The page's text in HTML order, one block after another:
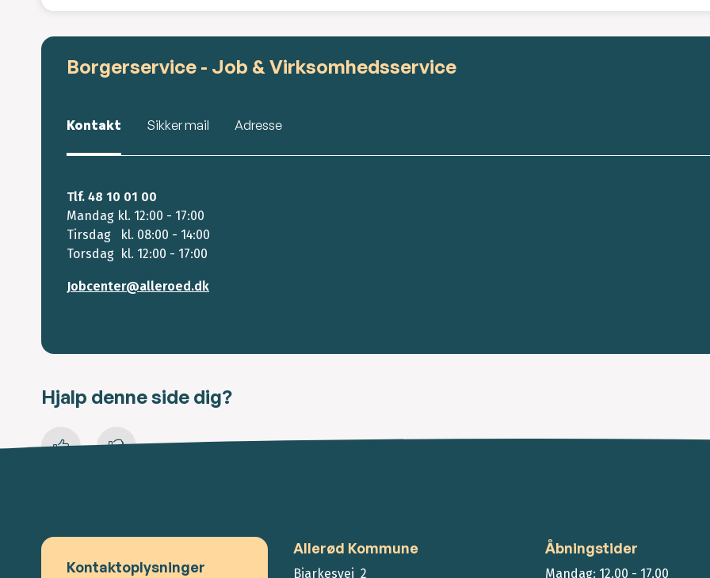
Borgerservice - Job & Virksomhedsservice
Kontakt Sikker mail Adresse
Tlf. 48 10 01 00
Mandag kl. 12:00 - 17:00
Tirsdag kl. 08:00 - 14:00
Torsdag kl. 12:00 - 17:00
Jobcenter@alleroed.dk
Hjalp denne side dig?
Kontaktoplysninger
Allerød Kommune
Bjarkesvej 2
Åbningstider
Mandag: 12.00 - 17.00